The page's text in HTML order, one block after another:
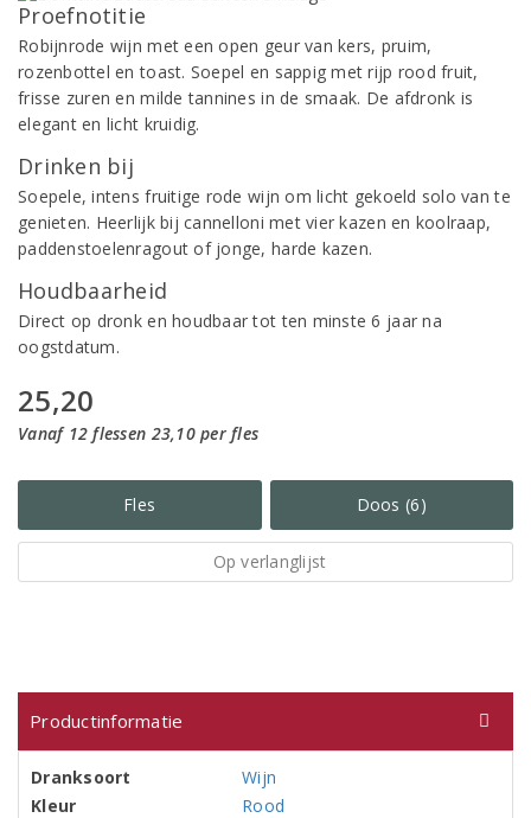
Proefnotitie
Robijnrode wijn met een open geur van kers, pruim,
rozenbottel en toast. Soepel en sappig met rijp rood fruit,
frisse zuren en milde tannines in de smaak. De afdronk is
elegant en licht kruidig.
Drinken bij
Soepele, intens fruitige rode wijn om licht gekoeld solo van te
genieten. Heerlijk bij cannelloni met vier kazen en koolraap,
paddenstoelenragout of jonge, harde kazen.
Houdbaarheid
Direct op dronk en houdbaar tot ten minste 6 jaar na
oogstdatum.
25,20
Vanaf 12 flessen 23,10 per fles
Fles Doos (6)
Op verlanglijst
Productinformatie
Dranksoort
Wijn
Kleur
Rood